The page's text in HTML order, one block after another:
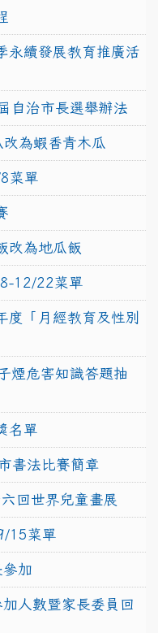
永續發展教育推廣活
自治市長選舉辦法
為蝦香青木瓜
菜單
改為地瓜飯
12/22菜單
度「月經教育及性別
煙危害知識答題抽
名單
書法比賽簡章
回世界兒童畫展
15菜單
加
人數暨家長委員回